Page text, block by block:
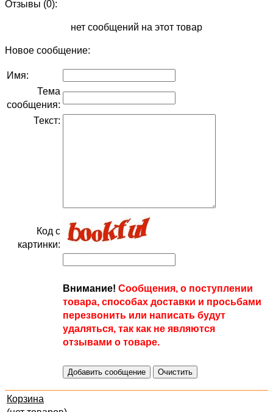
Отзывы (0):
нет сообщений на этот товар
Новое сообщение:
Имя:
Тема
сообщения:
Текст:
Код с
картинки:
Внимание! Сообщения, о поступлении
товара, способах доставки и просьбами
перезвонить или написать будут
удаляться, так как не являются
отзывами о товаре.
Корзина